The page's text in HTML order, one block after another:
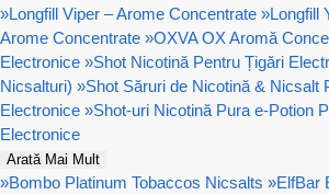
»Longfill Viper – Arome Concentrate »Longfill
Arome Concentrate »OXVA OX Aromă
Electronice »Shot Nicotină Pentru Țigări
Nicsalturi) »Shot Săruri de Nicotină & Nicsalt
Electronice »Shot-uri Nicotină Pura e-Potion
Electronice
Arată Mai Mult
»Bombo Platinum Tobaccos Nicsalts »ElfBar